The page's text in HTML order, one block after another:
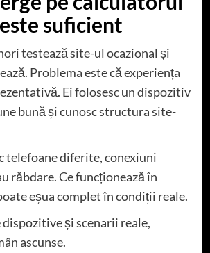
suficient
testează site-ul ocazional și
Problema este că experiența
Ei folosesc un dispozitiv
bună și cunosc structura site-
telefoane diferite, conexiuni
răbdare. Ce funcționează în
eșua complet în condiții reale.
și scenarii reale,
ascunse.